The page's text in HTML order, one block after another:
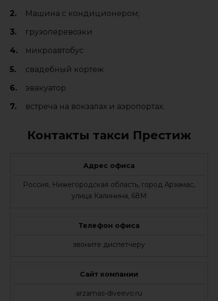
Машина с кондиционером;
грузоперевозки
микроавтобус
свадебный кортеж
эвакуатор
встреча на вокзалах и аэропортах.
Контакты такси Престиж
Адрес офиса
Россия, Нижегородская область, город Арзамас,
улица Калинина, 68М
Телефон офиса
звоните диспетчеру
Сайт компании
arzamas-diveevo.ru